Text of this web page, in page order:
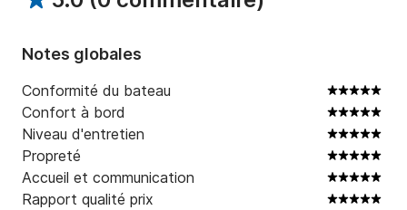
Un autre incontournable de la région, avec ses eaux
escale idéale pour un bain de soleil.
Tarifs de Location :
	•	Journée complète : à partir de 650€
	•	Location avec ou sans skipper (le skipper
peut être fourni sur demande)
Notes globales
Conformité du bateau
Confort à bord
Niveau d'entretien
Propreté
Accueil et communication
Rapport qualité prix